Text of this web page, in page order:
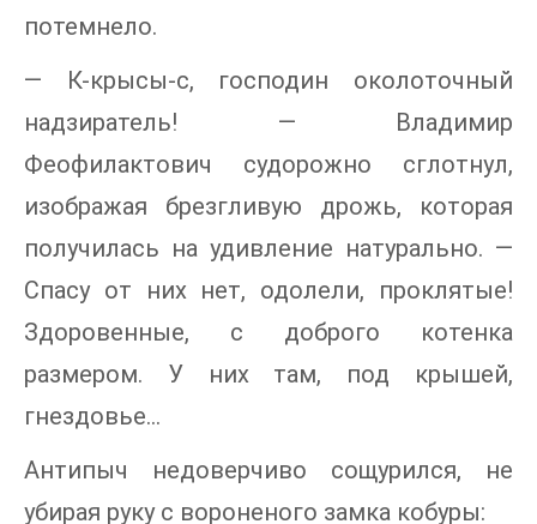
потемнело.
— К-крысы-с, господин околоточный
надзиратель! — Владимир
Феофилактович судорожно сглотнул,
изображая брезгливую дрожь, которая
получилась на удивление натурально. —
Спасу от них нет, одолели, проклятые!
Здоровенные, с доброго котенка
размером. У них там, под крышей,
гнездовье…
Антипыч недоверчиво сощурился, не
убирая руку с вороненого замка кобуры: